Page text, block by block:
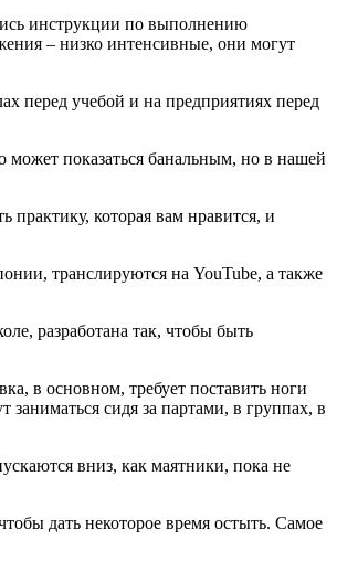
инструкции по выполнению
– низко интенсивные, они могут
перед учебой и на предприятиях перед
показаться банальным, но в нашей
которая вам нравится, и
транслируются на YouTube, а также
разработана так, чтобы быть
в основном, требует поставить ноги
сидя за партами, в группах, в
вниз, как маятники, пока не
дать некоторое время остыть. Самое